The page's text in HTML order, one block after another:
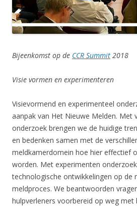
Bijeenkomst op de CCR Summit 2018
Visie vormen en experimenteren
Visievormend en experimenteel
aanpak van Het Nieuwe Melden. Met
onderzoek brengen we de huidige
en bedenken samen met de
meldkamerdomein hoe hier effectief
worden. Met experimenten
technologische ontwikkelingen op de
meldproces. We beantwoorden
hulpverleners voorbereid op weg met